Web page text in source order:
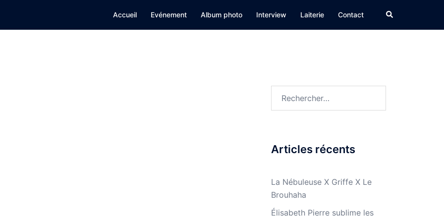
Accueil Evénement Album photo Interview Laiterie Contact Rechercher
Articles récents
La Nébuleuse X Griffe X Le
Brouhaha
Élisabeth Pierre sublime les